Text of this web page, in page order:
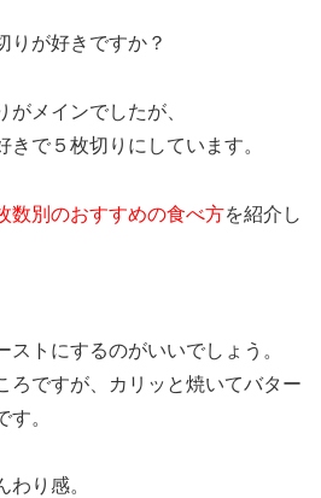
りが好きですか？
メインでしたが、
で５枚切りにしています。
数別のおすすめの食べ方を紹介し
トにするのがいいでしょう。
ろですが、カリッと焼いてバター
。
り感。